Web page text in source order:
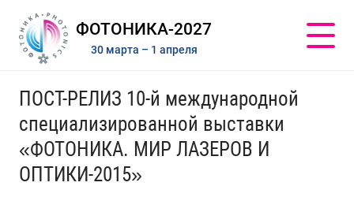
ФОТОНИКА-2027
30 марта – 1 апреля
ПОСТ-РЕЛИЗ 10-й международной
специализированной выставки
«ФОТОНИКА. МИР ЛАЗЕРОВ И
ОПТИКИ-2015»